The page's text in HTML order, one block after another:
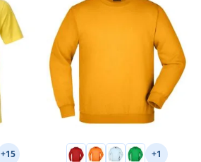
+15 +1